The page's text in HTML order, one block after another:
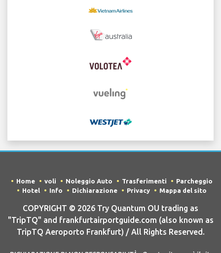
Home voli Noleggio Auto Trasferimenti
Parcheggio
Hotel
Info Dichiarazione Privacy Mappa del sito
COPYRIGHT © 2026 Try Quantum OU trading as
"TripTQ" and frankfurtairportguide.com (also known as
TripTQ Aeroporto Frankfurt) / All Rights Reserved.